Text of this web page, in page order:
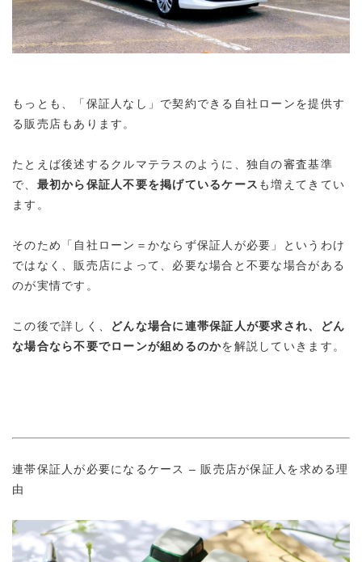
もっとも、
「保証人なし」で契約できる自社ローンを提供す
る販売店もあります 。
たとえば後述するクルマテラスのように、独自の審査基準
で、 最初から保証人不要を掲げているケース も増えてきてい
ます。
そのため「自社ローン＝かならず保証人が必要」というわけ
ではなく、 販売店によって、必要な場合と不要な場合がある
のが実情です。
この後で詳しく、
どんな場合に連帯保証人が要求され、どん
な場合なら不要でローンが組めるのかを解説していきます。
連帯保証人が必要になるケース – 販売店が保証人を求める理
由